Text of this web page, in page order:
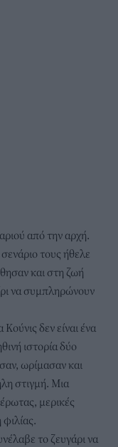
από την αρχή.
τους ήθελε
και στη ζωή
να συμπληρώνουν
δεν είναι ένα
ιστορία δύο
ωρίμασαν και
στιγμή. Μια
μερικές
το ζευγάρι να